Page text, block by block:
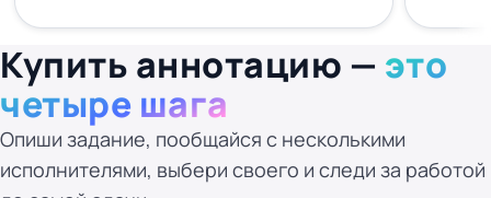
Купить аннотацию — это
четыре шага
Опиши задание, пообщайся с несколькими
исполнителями, выбери своего и следи за работой